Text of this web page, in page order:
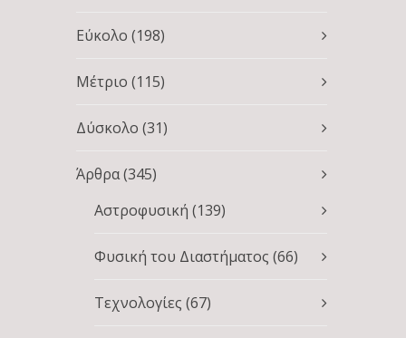
Εύκολο (198)
Μέτριο (115)
Δύσκολο (31)
Άρθρα(345)
Αστροφυσική (139)
Φυσική του Διαστήματος (66)
Τεχνολογίες (67)